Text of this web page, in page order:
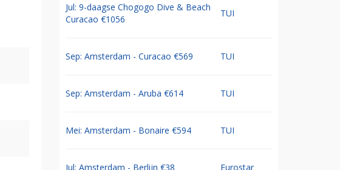
Jul: 9-daagse Chogogo Dive & Beach
Curacao €1056
TUI
Sep: Amsterdam - Curacao €569 TUI
Sep: Amsterdam - Aruba €614 TUI
Mei: Amsterdam - Bonaire €594 TUI
Jul: Amsterdam - Berlijn €38 Eurostar